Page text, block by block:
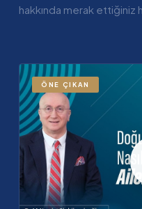
hakkında merak ettiğiniz
ÖNE ÇIKAN